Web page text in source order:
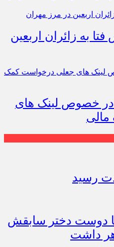
فتا به زائران اربعین
در خصوص لینک های
رسید
دوست دختر سابقش
داشت